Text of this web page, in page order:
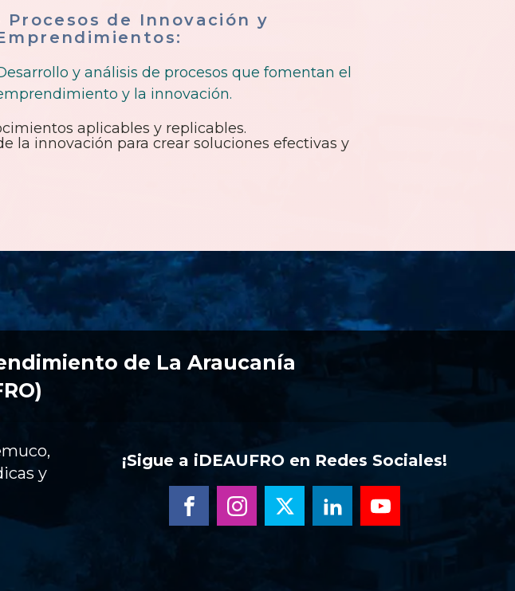
Procesos de Innovación y
y análisis de procesos que fomentan el
y la innovación.
aplicables y replicables.
la innovación para crear soluciones efectivas y
de La Araucanía
y
¡Sigue a iDEAUFRO en Redes Sociales!